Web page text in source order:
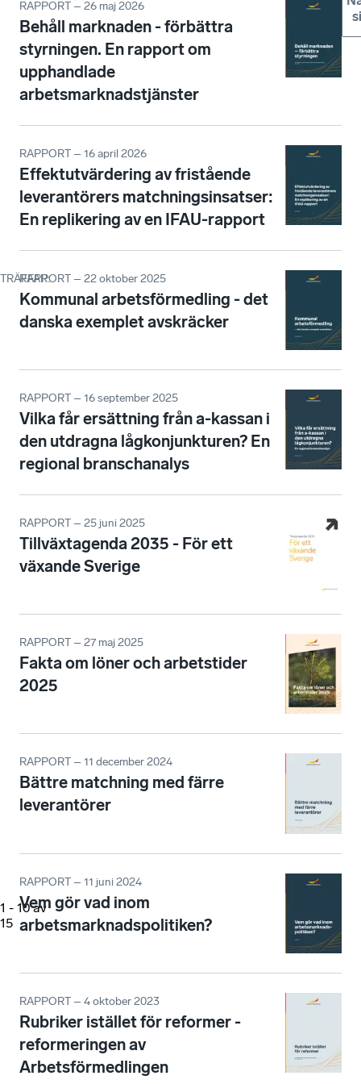
TRÄFFAR:
1 - 10 av
15
RAPPORT – 26 maj 2026
Behåll marknaden - förbättra
styrningen. En rapport om
upphandlade
arbetsmarknadstjänster
RAPPORT – 16 april 2026
Effektutvärdering av fristående
leverantörers matchningsinsatser:
En replikering av en IFAU-rapport
RAPPORT – 22 oktober 2025
Kommunal arbetsförmedling - det
danska exemplet avskräcker
RAPPORT – 16 september 2025
Vilka får ersättning från a-kassan i
den utdragna lågkonjunkturen? En
regional branschanalys
RAPPORT – 25 juni 2025
Tillväxtagenda 2035 - För ett
växande Sverige
RAPPORT – 27 maj 2025
Fakta om löner och arbetstider
2025
RAPPORT – 11 december 2024
Bättre matchning med färre
leverantörer
RAPPORT – 11 juni 2024
Vem gör vad inom
arbetsmarknadspolitiken?
RAPPORT – 4 oktober 2023
Rubriker istället för reformer -
reformeringen av
Arbetsförmedlingen